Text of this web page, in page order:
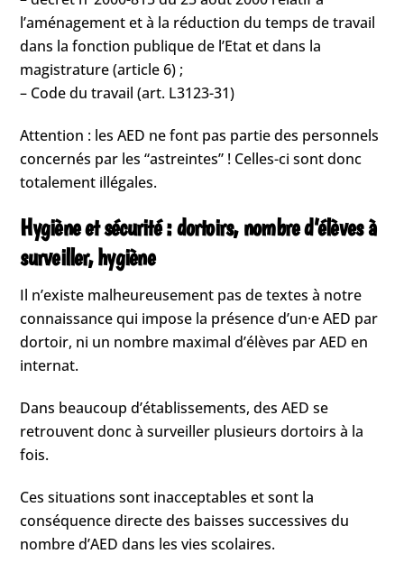
l’aménagement et à la réduction du temps de travail
dans la fonction publique de l’Etat et dans la
magistrature (article 6) ;
– Code du travail (art. L3123-31)
Attention : les AED ne font pas partie des personnels
concernés par les “astreintes” ! Celles-ci sont donc
totalement illégales.
Hygiène et sécurité : dortoirs, nombre d’élèves à
surveiller, hygiène
Il n’existe malheureusement pas de textes à notre
connaissance qui impose la présence d’un·e AED par
dortoir, ni un nombre maximal d’élèves par AED en
internat.
Dans beaucoup d’établissements, des AED se
retrouvent donc à surveiller plusieurs dortoirs à la
fois.
Ces situations sont inacceptables et sont la
conséquence directe des baisses successives du
nombre d’AED dans les vies scolaires.